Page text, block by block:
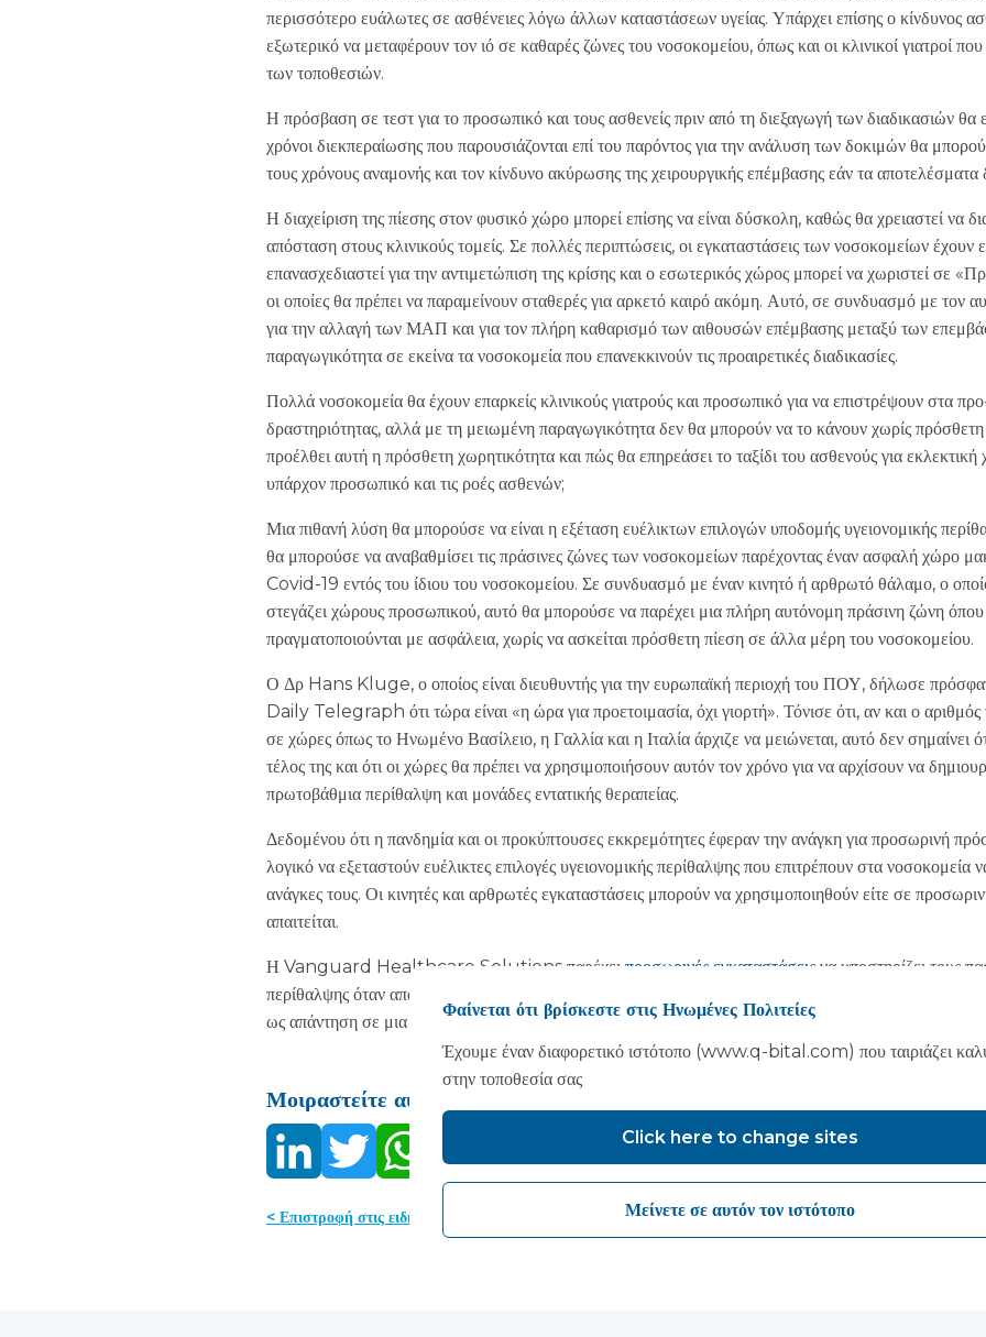
περισσότερο ευάλωτες σε ασθένειες λόγω άλλων καταστάσεων υγείας. Υπάρχει επίσης ο κίνδυνος
εξωτερικό να μεταφέρουν τον ιό σε καθαρές ζώνες του νοσοκομείου, όπως και οι κλινικοί γιατροί
των τοποθεσιών.
Η πρόσβαση σε τεστ για το προσωπικό και τους ασθενείς πριν από τη διεξαγωγή των διαδικασιών θα
χρόνοι διεκπεραίωσης που παρουσιάζονται επί του παρόντος για την ανάλυση των δοκιμών θα
τους χρόνους αναμονής και τον κίνδυνο ακύρωσης της χειρουργικής επέμβασης εάν τα
Η διαχείριση της πίεσης στον φυσικό χώρο μπορεί επίσης να είναι δύσκολη, καθώς θα χρειαστεί να
απόσταση στους κλινικούς τομείς. Σε πολλές περιπτώσεις, οι εγκαταστάσεις των νοσοκομείων έχουν
επανασχεδιαστεί για την αντιμετώπιση της κρίσης και ο εσωτερικός χώρος μπορεί να χωριστεί σε
οι οποίες θα πρέπει να παραμείνουν σταθερές για αρκετό καιρό ακόμη. Αυτό, σε συνδυασμό με τον
για την αλλαγή των ΜΑΠ και για τον πλήρη καθαρισμό των αιθουσών επέμβασης μεταξύ των
παραγωγικότητα σε εκείνα τα νοσοκομεία που επανεκκινούν τις προαιρετικές διαδικασίες.
Πολλά νοσοκομεία θα έχουν επαρκείς κλινικούς γιατρούς και προσωπικό για να επιστρέψουν στα
δραστηριότητας, αλλά με τη μειωμένη παραγωγικότητα δεν θα μπορούν να το κάνουν χωρίς
προέλθει αυτή η πρόσθετη χωρητικότητα και πώς θα επηρεάσει το ταξίδι του ασθενούς για
υπάρχον προσωπικό και τις ροές ασθενών;
Μια πιθανή λύση θα μπορούσε να είναι η εξέταση ευέλικτων επιλογών υποδομής υγειονομικής
θα μπορούσε να αναβαθμίσει τις πράσινες ζώνες των νοσοκομείων παρέχοντας έναν ασφαλή χώρο
Covid-19 εντός του ίδιου του νοσοκομείου. Σε συνδυασμό με έναν κινητό ή αρθρωτό θάλαμο, ο
στεγάζει χώρους προσωπικού, αυτό θα μπορούσε να παρέχει μια πλήρη αυτόνομη πράσινη ζώνη όπου
πραγματοποιούνται με ασφάλεια, χωρίς να ασκείται πρόσθετη πίεση σε άλλα μέρη του νοσοκομείου.
Ο Δρ Hans Kluge, ο οποίος είναι διευθυντής για την ευρωπαϊκή περιοχή του ΠΟΥ, δήλωσε
Daily Telegraph ότι τώρα είναι «η ώρα για προετοιμασία, όχι γιορτή». Τόνισε ότι, αν και ο
σε χώρες όπως το Ηνωμένο Βασίλειο, η Γαλλία και η Ιταλία άρχιζε να μειώνεται, αυτό δεν σημαίνει
τέλος της και ότι οι χώρες θα πρέπει να χρησιμοποιήσουν αυτόν τον χρόνο για να αρχίσουν να
πρωτοβάθμια περίθαλψη και μονάδες εντατικής θεραπείας.
Δεδομένου ότι η πανδημία και οι προκύπτουσες εκκρεμότητες έφεραν την ανάγκη για προσωρινή
λογικό να εξεταστούν ευέλικτες επιλογές υγειονομικής περίθαλψης που επιτρέπουν στα νοσοκομεία
ανάγκες τους. Οι κινητές και αρθρωτές εγκαταστάσεις μπορούν να χρησιμοποιηθούν είτε σε
απαιτείται.
Η Vanguard Healthcare Solutions παρέχει προσωρινές εγκαταστάσεις να υποστηρίζει τους
περίθαλψης όταν απαιτείται πρόσθετη χωρητικότητα για τη μείωση των λιστών αναμονής, την
ως απάντηση σε μια κατάσταση κρίσης και είναι αξιόπιστος συνεργάτης του NHS για περισσότερα
Μοιραστείτε αυτό:
< Επιστροφή στις ειδήσεις
Φαίνεται ότι βρίσκεστε στις Ηνωμένες Πολιτείες
Έχουμε έναν διαφορετικό ιστότοπο (www.q-bital.com) που ταιριάζει
στην τοποθεσία σας
Click here to change sites
Μείνετε σε αυτόν τον ιστότοπο